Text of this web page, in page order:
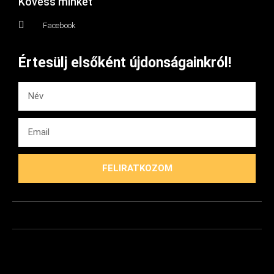
Facebook
Értesülj elsőként újdonságainkról!
FELIRATKOZOM